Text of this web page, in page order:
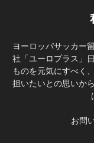
ヨーロッパサッカー
社「ユーロプラス」
ものを元気にすべく
担いたいとの思いか
お問